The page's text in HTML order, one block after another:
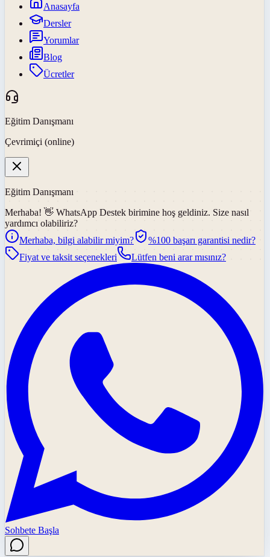
Anasayfa
Dersler
Yorumlar
Blog
Ücretler
Eğitim Danışmanı
Çevrimiçi (online)
Eğitim Danışmanı
Merhaba! 👋 WhatsApp Destek birimine hoş geldiniz. Size nasıl
yardımcı olabiliriz?
Merhaba, bilgi alabilir miyim?
%100 başarı garantisi nedir?
Fiyat ve taksit seçenekleri
Lütfen beni arar mısınız?
Sohbete Başla